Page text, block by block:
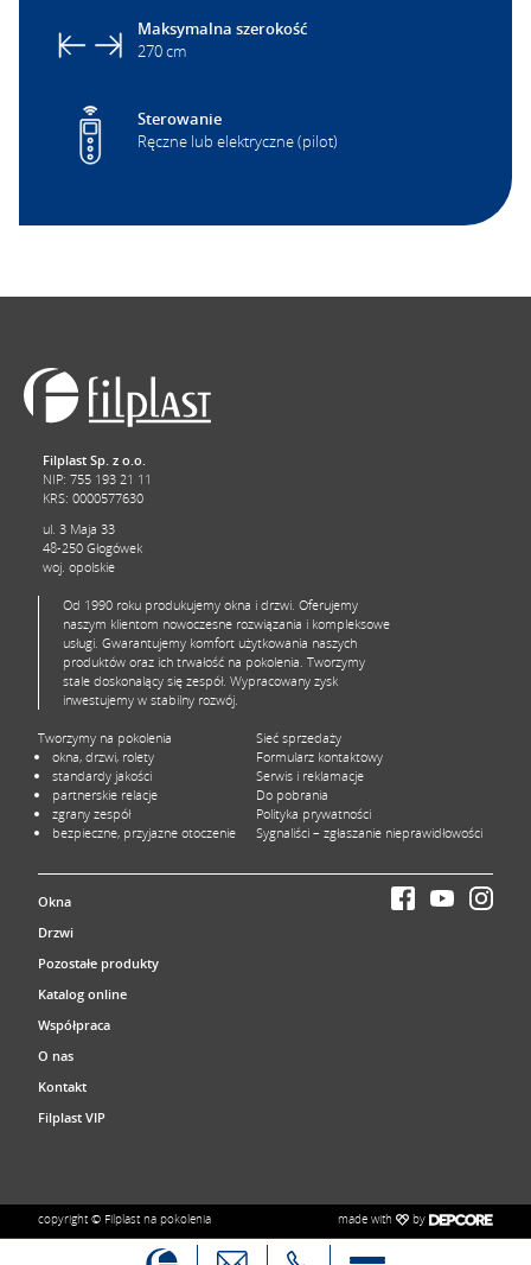
Maksymalna szerokość
270 cm
Sterowanie
Ręczne lub elektryczne (pilot)
Filplast Sp. z o.o.
NIP: 755 193 21 11
KRS: 0000577630
ul. 3 Maja 33
48-250 Głogówek
woj. opolskie
Od 1990 roku produkujemy okna i drzwi. Oferujemy
naszym klientom nowoczesne rozwiązania i kompleksowe
usługi. Gwarantujemy komfort użytkowania naszych
produktów oraz ich trwałość na pokolenia. Tworzymy
stale doskonalący się zespół. Wypracowany zysk
inwestujemy w stabilny rozwój.
Tworzymy na pokolenia
okna, drzwi, rolety
standardy jakości
partnerskie relacje
zgrany zespół
bezpieczne, przyjazne otoczenie
Sieć sprzedaży
Formularz kontaktowy
Serwis i reklamacje
Do pobrania
Polityka prywatności
Sygnaliści – zgłaszanie nieprawidłowości
Okna
Drzwi
Pozostałe produkty
Katalog online
Współpraca
O nas
Kontakt
Filplast VIP
copyright © Filplast na pokolenia made with by